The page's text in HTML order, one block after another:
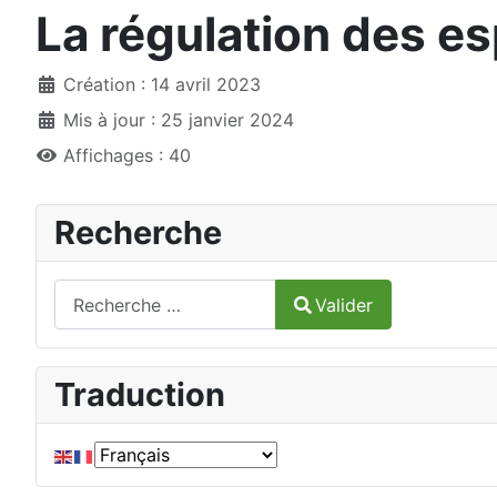
La régulation des
Création : 14 avril 2023
Mis à jour : 25 janvier 2024
Affichages : 40
Recherche
Type 2 or more characters for results.
Valider
Traduction